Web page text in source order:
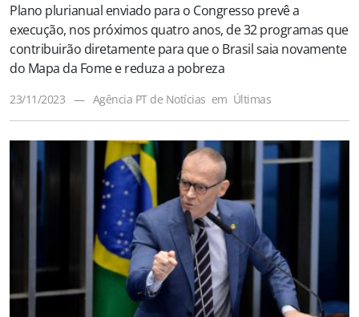
Plano plurianual enviado para o Congresso prevê a
execução, nos próximos quatro anos, de 32 programas que
contribuirão diretamente para que o Brasil saia novamente
do Mapa da Fome e reduza a pobreza
23/11/2023 — Agência PT de Notícias em Últimas